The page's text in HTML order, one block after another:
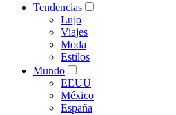
Tendencias
Lujo
Viajes
Moda
Estilos
Mundo
EEUU
México
España